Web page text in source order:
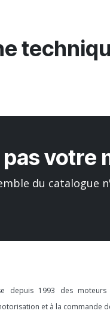
votre
du catalogue
depuis 1993 des
et à la commande